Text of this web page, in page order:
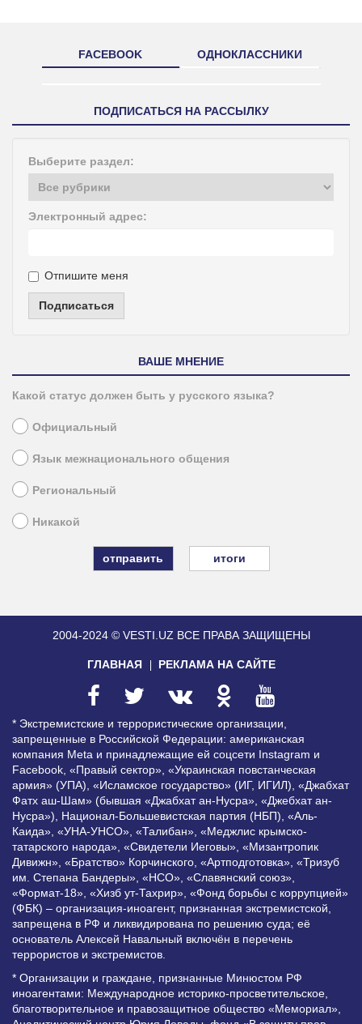
FACEBOOK ОДНОКЛАССНИКИ
ПОДПИСАТЬСЯ НА РАССЫЛКУ
Выберите раздел:
Электронный адрес:
Отпишите меня
Подписаться
ВАШЕ МНЕНИЕ
Какой статус должен быть у русского языка?
Официальный
Язык межнационального общения
Региональный
Никакой
итоги
2004-2024 © VESTI.UZ ВСЕ ПРАВА ЗАЩИЩЕНЫ
ГЛАВНАЯ РЕКЛАМА НА САЙТЕ
* Экстремистские и террористические организации,
запрещенные в Российской Федерации: американская
компания Meta и принадлежащие ей соцсети Instagram и
Facebook, «Правый сектор», «Украинская повстанческая
армия» (УПА), «Исламское государство» (ИГ, ИГИЛ), «Джабхат
Фатх аш-Шам» (бывшая «Джабхат ан-Нусра», «Джебхат ан-
Нусра»), Национал-Большевистская партия (НБП), «Аль-
Каида», «УНА-УНСО», «Талибан», «Меджлис крымско-
татарского народа», «Свидетели Иеговы», «Мизантропик
Дивижн», «Братство» Корчинского, «Артподготовка», «Тризуб
им. Степана Бандеры», «НСО», «Славянский союз»,
«Формат-18», «Хизб ут-Тахрир», «Фонд борьбы с коррупцией»
(ФБК) – организация-иноагент, признанная экстремистской,
запрещена в РФ и ликвидирована по решению суда; её
основатель Алексей Навальный включён в перечень
террористов и экстремистов.
* Организации и граждане, признанные Минюстом РФ
иноагентами: Международное историко-просветительское,
благотворительное и правозащитное общество «Мемориал»,